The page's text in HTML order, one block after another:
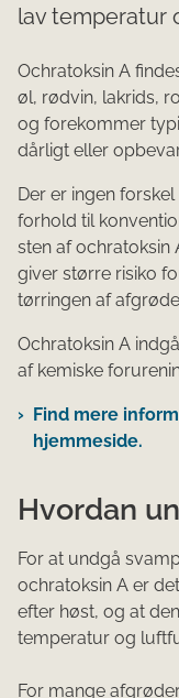
lav temperatur
Ochratoksin A
øl, rødvin, lakrids,
og forekommer
dårligt eller
Der er ingen
forhold til
sten af ochratoksin
giver større risiko
tørringen af
Ochratoksin A
af kemiske
Find mere
hjemmeside.
Hvordan
For at undgå
ochratoksin A er
efter høst, og at
temperatur og
For mange